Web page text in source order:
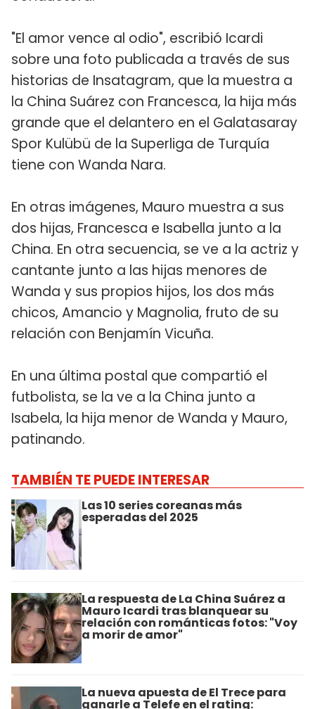
"El amor vence al odio", escribió Icardi
sobre una foto publicada a través de sus
historias de Insatagram, que la muestra a
la China Suárez con Francesca, la hija más
grande que el delantero en el Galatasaray
Spor Kulübü de la Superliga de Turquía
tiene con Wanda Nara.
En otras imágenes, Mauro muestra a sus
dos hijas, Francesca e Isabella junto a la
China. En otra secuencia, se ve a la actriz y
cantante junto a las hijas menores de
Wanda y sus propios hijos, los dos más
chicos, Amancio y Magnolia, fruto de su
relación con Benjamín Vicuña.
En una última postal que compartió el
futbolista, se la ve a la China junto a
Isabela, la hija menor de Wanda y Mauro,
patinando.
TAMBIÉN TE PUEDE INTERESAR
Las 10 series coreanas más
esperadas del 2025
La respuesta de La China Suárez a
Mauro Icardi tras blanquear su
relación con románticas fotos: "Voy
a morir de amor"
La nueva apuesta de El Trece para
ganarle a Telefe en el rating: